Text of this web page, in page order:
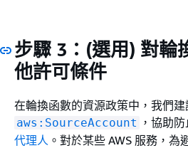
步驟 3：(選用) 對輪
他許可條件
在輪換函數的資源政策中，我們
aws:SourceAccount ，協助
代理人 。對於某些 AWS 服務，為